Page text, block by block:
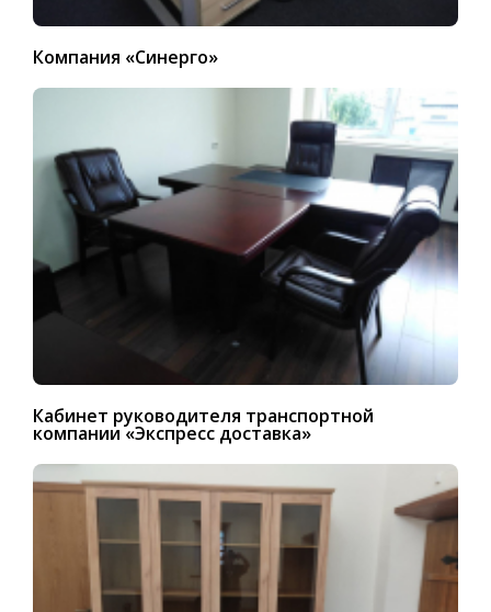
Компания «Синерго»
Кабинет руководителя транспортной
компании «Экспресс доставка»